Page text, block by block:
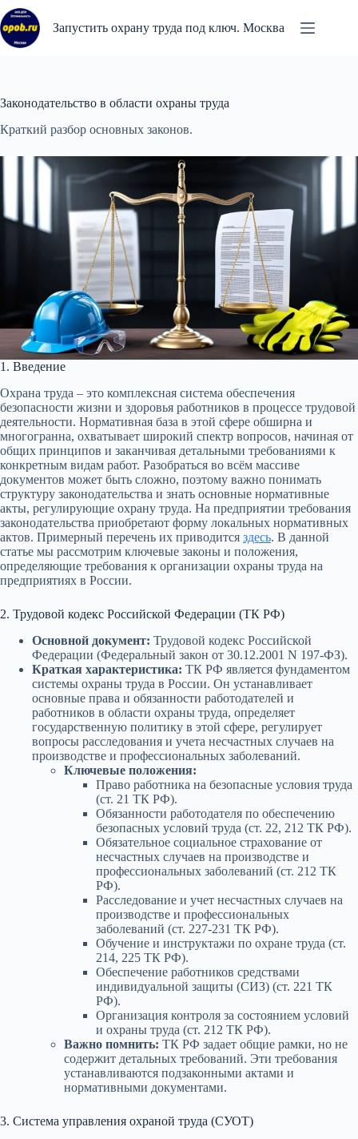
Перейти
к
сути
Запустить охрану труда под ключ. Москва
Законодательство в области охраны труда
Краткий разбор основных законов.
1. Введение
Охрана труда – это комплексная система обеспечения
безопасности жизни и здоровья работников в процессе трудовой
деятельности. Нормативная база в этой сфере обширна и
многогранна, охватывает широкий спектр вопросов, начиная от
общих принципов и заканчивая детальными требованиями к
конкретным видам работ. Разобраться во всём массиве
документов может быть сложно, поэтому важно понимать
структуру законодательства и знать основные нормативные
акты, регулирующие охрану труда. На предприятии требования
законодательства приобретают форму локальных нормативных
актов. Примерный перечень их приводится здесь. В данной
статье мы рассмотрим ключевые законы и положения,
определяющие требования к организации охраны труда на
предприятиях в России.
2. Трудовой кодекс Российской Федерации (ТК РФ)
Основной документ: Трудовой кодекс Российской
Федерации (Федеральный закон от 30.12.2001 N 197-ФЗ).
Краткая характеристика: ТК РФ является фундаментом
системы охраны труда в России. Он устанавливает
основные права и обязанности работодателей и
работников в области охраны труда, определяет
государственную политику в этой сфере, регулирует
вопросы расследования и учета несчастных случаев на
производстве и профессиональных заболеваний.
Ключевые положения:
Право работника на безопасные условия труда
(ст. 21 ТК РФ).
Обязанности работодателя по обеспечению
безопасных условий труда (ст. 22, 212 ТК РФ).
Обязательное социальное страхование от
несчастных случаев на производстве и
профессиональных заболеваний (ст. 212 ТК
РФ).
Расследование и учет несчастных случаев на
производстве и профессиональных
заболеваний (ст. 227-231 ТК РФ).
Обучение и инструктажи по охране труда (ст.
214, 225 ТК РФ).
Обеспечение работников средствами
индивидуальной защиты (СИЗ) (ст. 221 ТК
РФ).
Организация контроля за состоянием условий
и охраны труда (ст. 212 ТК РФ).
Важно помнить: ТК РФ задает общие рамки, но не
содержит детальных требований. Эти требования
устанавливаются подзаконными актами и
нормативными документами.
3. Система управления охраной труда (СУОТ)